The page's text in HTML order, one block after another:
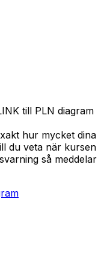
till PLN diagram
hur mycket dina
du veta när kursen
så meddelar